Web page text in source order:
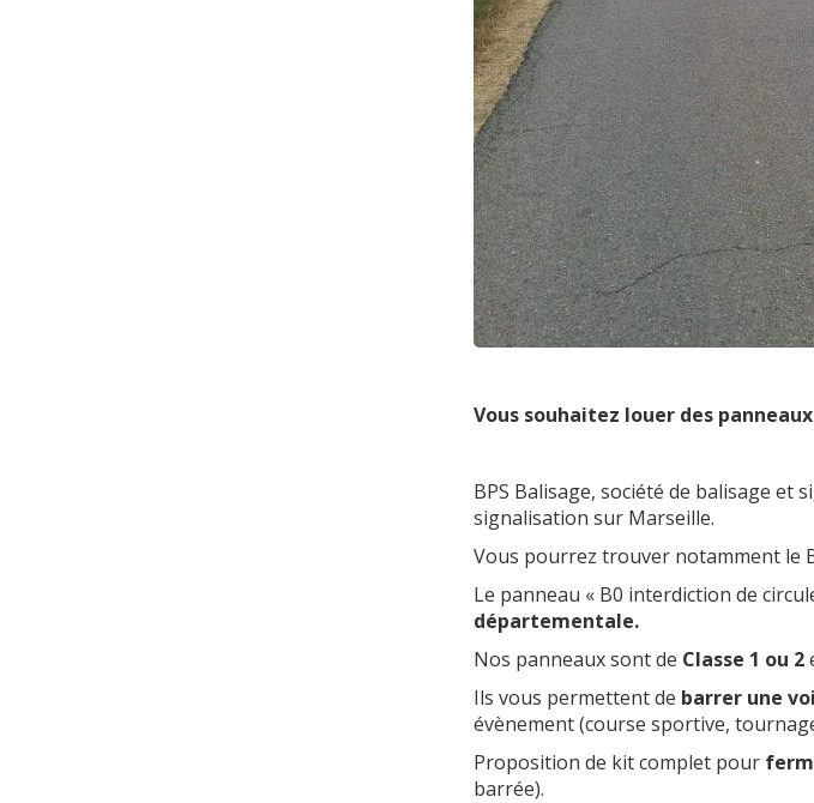
Vous souhaitez louer des
BPS Balisage, société de balisage
signalisation sur Marseille.
Vous pourrez trouver notamment le
Le panneau « B0 interdiction de
départementale.
Nos panneaux sont de Classe 1 ou 2
Ils vous permettent de barrer une
évènement (course sportive,
Proposition de kit complet pour
barrée).